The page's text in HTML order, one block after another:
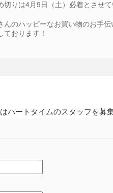
切りは4月9日（土）必着とさせて
んのハッピーなお買い物のお手
ております！
パートタイムのスタッフを募